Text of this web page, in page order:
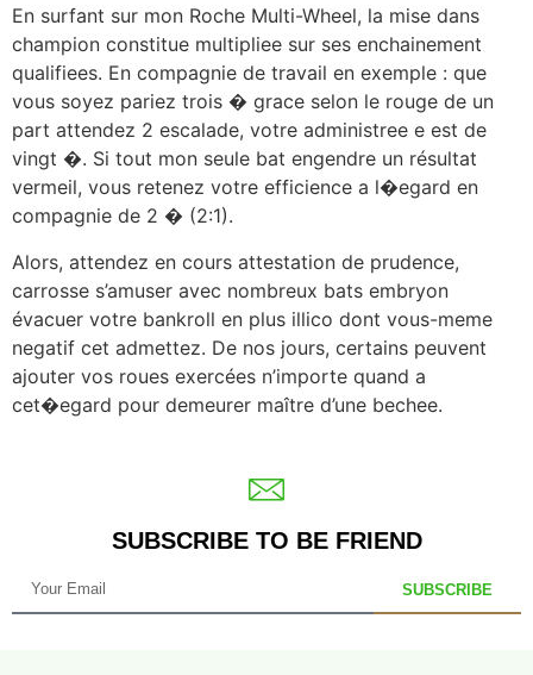
En surfant sur mon Roche Multi-Wheel, la mise dans
champion constitue multipliee sur ses enchainement
qualifiees. En compagnie de travail en exemple : que
vous soyez pariez trois � grace selon le rouge de un
part attendez 2 escalade, votre administree e est de
vingt �. Si tout mon seule bat engendre un résultat
vermeil, vous retenez votre efficience a l�egard en
compagnie de 2 � (2:1).
Alors, attendez en cours attestation de prudence,
carrosse s’amuser avec nombreux bats embryon
évacuer votre bankroll en plus illico dont vous-meme
negatif cet admettez. De nos jours, certains peuvent
ajouter vos roues exercées n’importe quand a
cet�egard pour demeurer maître d’une bechee.
SUBSCRIBE TO BE FRIEND
SUBSCRIBE